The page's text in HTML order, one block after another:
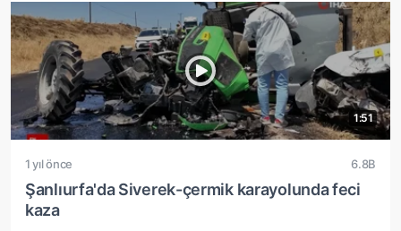
1:51
1 yıl önce 6.8B
Şanlıurfa'da Siverek-çermik karayolunda feci
kaza